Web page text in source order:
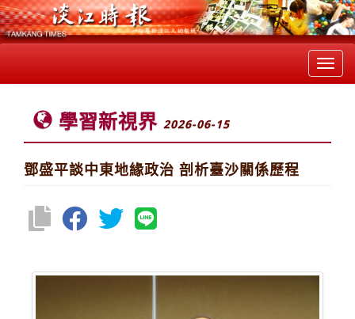
學習新視界 2026-06-15
鄧盛平談中東地緣政治 剖析臺沙關係歷程